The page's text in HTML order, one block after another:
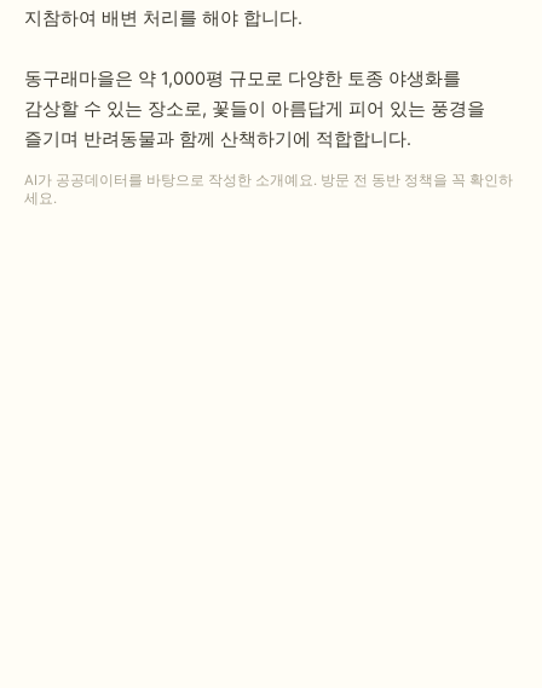
지참하여 배변 처리를 해야 합니다.
동구래마을은 약 1,000평 규모로 다양한 토종 야생화를
감상할 수 있는 장소로, 꽃들이 아름답게 피어 있는 풍경을
즐기며 반려동물과 함께 산책하기에 적합합니다.
AI가 공공데이터를 바탕으로 작성한 소개예요. 방문 전 동반 정책을 꼭 확인하
세요.